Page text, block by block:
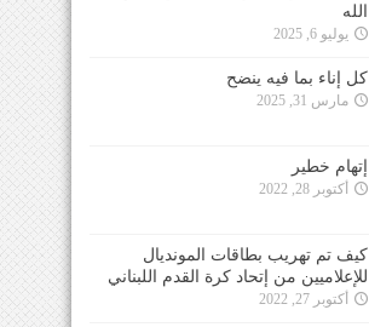
الله
يوليو 6, 2025
كل إناء بما فيه ينضح
مارس 31, 2025
إتهام خطير
أكتوبر 28, 2022
كيف تم تهريب بطاقات المونديال
للإعلاميين من إتحاد كرة القدم اللبناني
أكتوبر 27, 2022